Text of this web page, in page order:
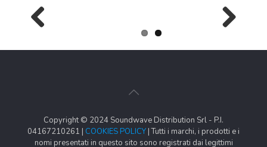
Copyright © 2024 Soundwave Distribution Srl - P.I.
04167210261 | COOKIES POLICY | Tutti i marchi, i prodotti e i
nomi presentati in questo sito sono registrati dai legittimi